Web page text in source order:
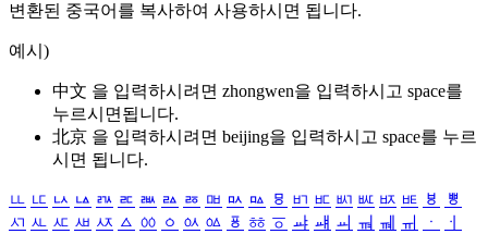
변환된 중국어를 복사하여 사용하시면 됩니다.
예시)
中文 을 입력하시려면 zhongwen을 입력하시고 space를
누르시면됩니다.
北京 을 입력하시려면 beijing을 입력하시고 space를 누르
시면 됩니다.
ㅥ ㅦ ㅧ ㅨ ㅩ ㅪ ㅫ ㅬ ㅭ ㅮ ㅯ ㅰ ㅱ ㅲ ㅳ ㅴ ㅵ ㅶ ㅷ ㅸ
ㅹ
ㅺ ㅻ ㅼ ㅽ ㅾ ㅿ ㆀ ㆁ ㆂ ㆃ ㆄ ㆅ ㆆ ㆇ ㆈ ㆉ ㆊ ㆋ ㆌ ㆍ
ㆎ